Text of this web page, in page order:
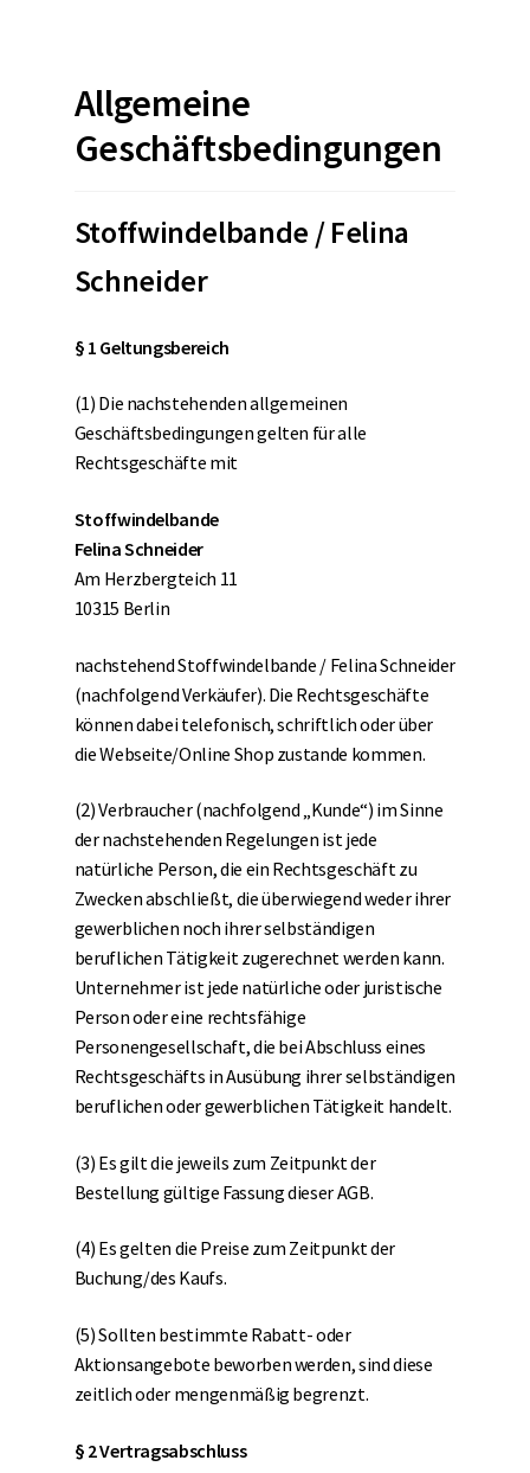
Allgemeine
Geschäftsbedingungen
Stoffwindelbande / Felina
Schneider
§ 1 Geltungsbereich
(1) Die nachstehenden allgemeinen
Geschäftsbedingungen gelten für alle
Rechtsgeschäfte mit
Stoffwindelbande
Felina Schneider
Am Herzbergteich 11
10315 Berlin
nachstehend Stoffwindelbande / Felina Schneider
(nachfolgend Verkäufer). Die Rechtsgeschäfte
können dabei telefonisch, schriftlich oder über
die Webseite/Online Shop zustande kommen.
(2) Verbraucher (nachfolgend „Kunde“) im Sinne
der nachstehenden Regelungen ist jede
natürliche Person, die ein Rechtsgeschäft zu
Zwecken abschließt, die überwiegend weder ihrer
gewerblichen noch ihrer selbständigen
beruflichen Tätigkeit zugerechnet werden kann.
Unternehmer ist jede natürliche oder juristische
Person oder eine rechtsfähige
Personengesellschaft, die bei Abschluss eines
Rechtsgeschäfts in Ausübung ihrer selbständigen
beruflichen oder gewerblichen Tätigkeit handelt.
(3) Es gilt die jeweils zum Zeitpunkt der
Bestellung gültige Fassung dieser AGB.
(4) Es gelten die Preise zum Zeitpunkt der
Buchung/des Kaufs.
(5) Sollten bestimmte Rabatt- oder
Aktionsangebote beworben werden, sind diese
zeitlich oder mengenmäßig begrenzt.
§ 2 Vertragsabschluss